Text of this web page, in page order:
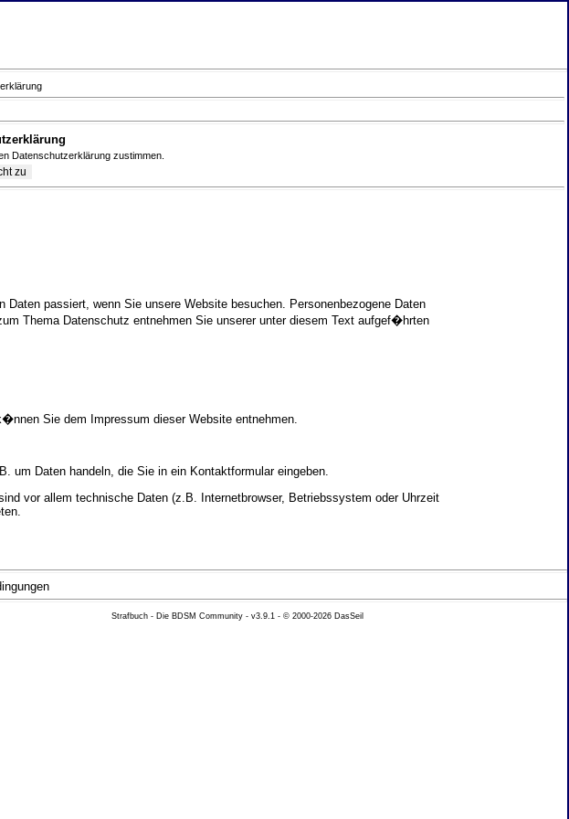
Datenschutzerklärung zustimmen.
passiert, wenn Sie unsere Website besuchen. Personenbezogene Daten
Thema Datenschutz entnehmen Sie unserer unter diesem Text aufgef�hrten
Sie dem Impressum dieser Website entnehmen.
um Daten handeln, die Sie in ein Kontaktformular eingeben.
vor allem technische Daten (z.B. Internetbrowser, Betriebssystem oder Uhrzeit
Daten k�nnen zur Analyse Ihres Nutzerverhaltens verwendet werden.
personenbezogenen Daten zu erhalten. Sie haben au�erdem ein
Strafbuch - Die BDSM Community - v3.9.1 - © 2000-2026 DasSeil